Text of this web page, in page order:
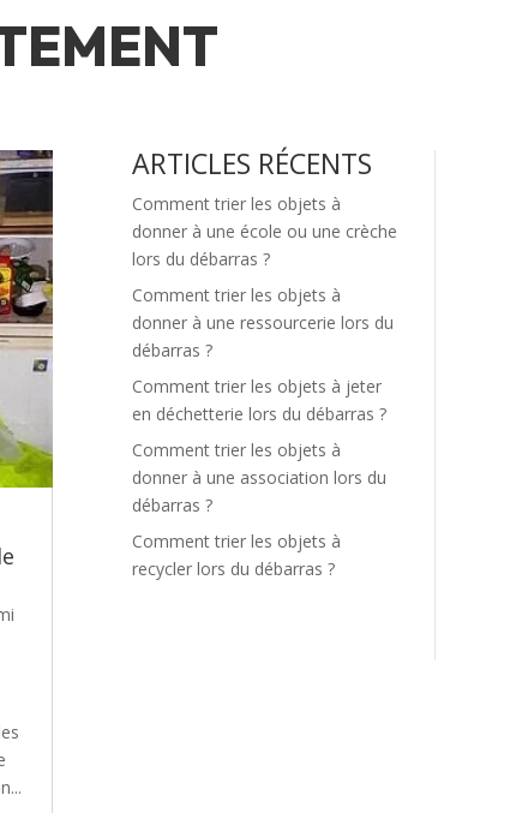
ARTICLES RÉCENTS
Comment trier les objets à
donner à une école ou une crèche
lors du débarras ?
Comment trier les objets à
donner à une ressourcerie lors du
débarras ?
Comment trier les objets à jeter
en déchetterie lors du débarras ?
Comment trier les objets à
donner à une association lors du
débarras ?
Comment trier les objets à
recycler lors du débarras ?